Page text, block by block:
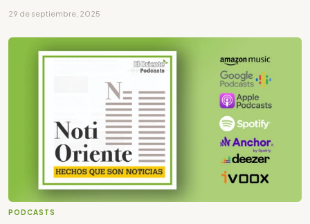
29 de septiembre, 2025
PODCASTS